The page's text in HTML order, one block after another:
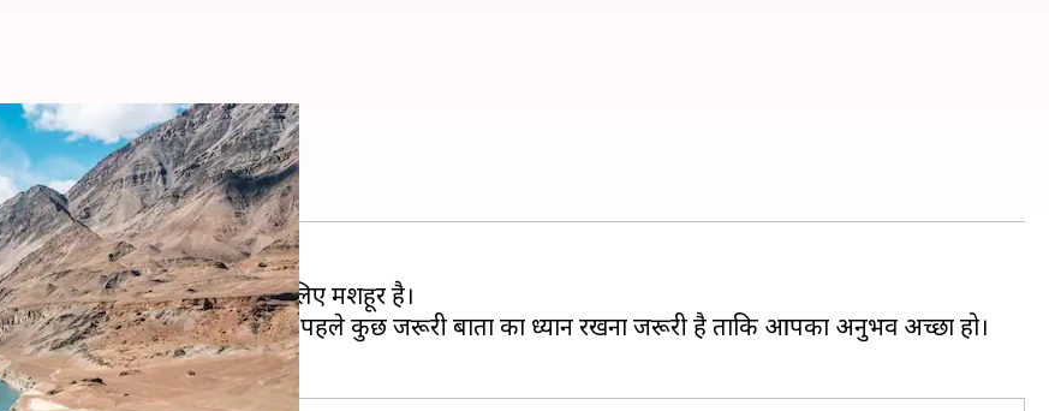
का रखें ध्यान
पहाड़ों, झीलों और मठों के लिए मशहूर है।
करते हैं। लद्दाख की यात्रा करने से पहले कुछ जरूरी बातों का ध्यान रखना जरूरी है ताकि आपका अनुभव अच्छा हो।